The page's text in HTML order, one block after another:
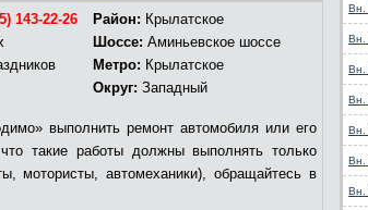
143-22-26
Район: Крылатское
Шоссе: Аминьевское шоссе
Метро: Крылатское
Округ: Западный
выполнить ремонт автомобиля или его
такие работы должны выполнять только
мотористы, автомеханики), обращайтесь в
Вн.
Вн.
Вн.
Вн.
Вн.
Вн.
Вн.